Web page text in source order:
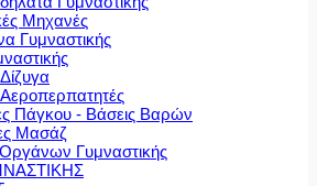
Μηχανές
Γυμναστικής
Πάγκου - Βάσεις Βαρών
Μασάζ
Γυμναστικής